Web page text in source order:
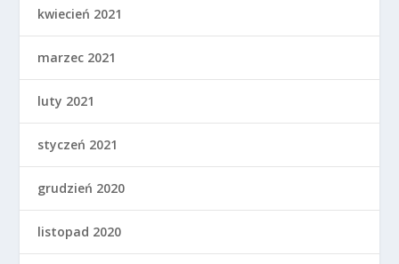
kwiecień 2021
marzec 2021
luty 2021
styczeń 2021
grudzień 2020
listopad 2020